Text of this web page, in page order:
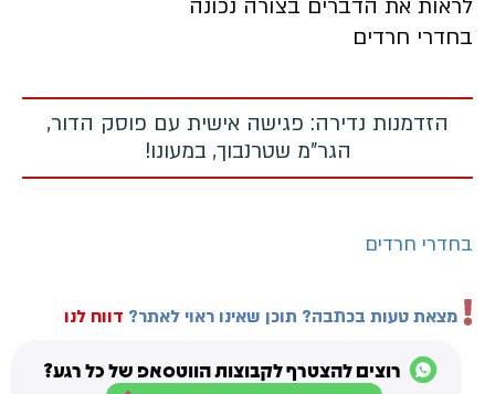
לראות את הדברים בצורה נכונה
בחדרי חרדים
הזדמנות נדירה: פגישה אישית עם פוסק הדור,
הגר"מ שטרנבוך, במעונו!
בחדרי חרדים
מצאת טעות בכתבה? תוכן שאינו ראוי לאתר? דווח לנו
רוצים להצטרף לקבוצות הווטסאפ של כל רגע?